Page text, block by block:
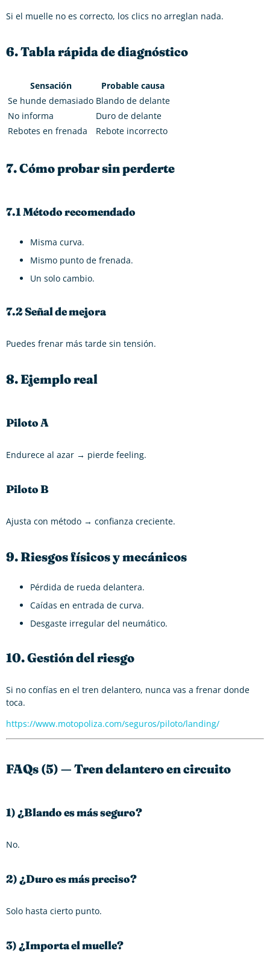
Si el muelle no es correcto, los clics no arreglan nada.
6. Tabla rápida de diagnóstico
Sensación
Probable causa
Se hunde demasiado Blando de delante
No informa
Duro de delante
Rebotes en frenada
Rebote incorrecto
7. Cómo probar sin perderte
7.1 Método recomendado
Misma curva.
Mismo punto de frenada.
Un solo cambio.
7.2 Señal de mejora
Puedes frenar más tarde sin tensión.
8. Ejemplo real
Piloto A
Endurece al azar → pierde feeling.
Piloto B
Ajusta con método → confianza creciente.
9. Riesgos físicos y mecánicos
Pérdida de rueda delantera.
Caídas en entrada de curva.
Desgaste irregular del neumático.
10. Gestión del riesgo
Si no confías en el tren delantero, nunca vas a frenar donde
toca.
https://www.motopoliza.com/seguros/piloto/landing/
FAQs (5) — Tren delantero en circuito
1) ¿Blando es más seguro?
No.
2) ¿Duro es más preciso?
Solo hasta cierto punto.
3) ¿Importa el muelle?